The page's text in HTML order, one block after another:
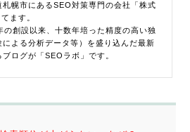
札幌市にあるSEO対策専門の会社「株式
ます。
の創設以来、十数年培った精度の高い独
よる分析データ等）を盛り込んだ最新
ログが「SEOラボ」です。